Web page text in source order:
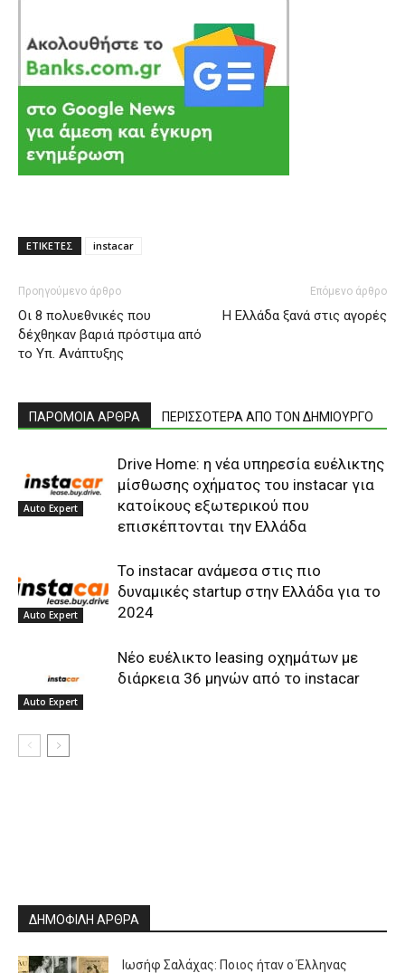
ΕΤΙΚΕΤΕΣ instacar
Προηγούμενο άρθρο
Οι 8 πολυεθνικές που
δέχθηκαν βαριά πρόστιμα από
το Υπ. Ανάπτυξης
Επόμενο άρθρο
Η Ελλάδα ξανά στις αγορές
ΠΑΡΟΜΟΙΑ ΑΡΘΡΑ ΠΕΡΙΣΣΟΤΕΡΑ ΑΠΟ ΤΟΝ ΔΗΜΙΟΥΡΓΟ
Auto Expert
Drive Home: η νέα υπηρεσία ευέλικτης
μίσθωσης οχήματος του instacar για
κατοίκους εξωτερικού που
επισκέπτονται την Ελλάδα
Auto Expert
Το instacar ανάμεσα στις πιο
δυναμικές startup στην Ελλάδα για το
2024
Auto Expert
Νέο ευέλικτο leasing οχημάτων με
διάρκεια 36 μηνών από το instacar
ΔΗΜΟΦΙΛΗ ΑΡΘΡΑ
Ιωσήφ Σαλάχας: Ποιος ήταν ο Έλληνας